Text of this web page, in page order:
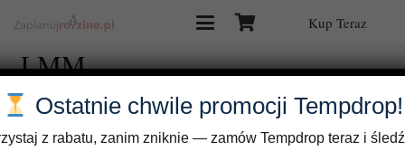
Kup Teraz
LMM
Ostatnie chwile promocji Tempdrop!
z rabatu, zanim zniknie — zamów Tempdrop teraz i